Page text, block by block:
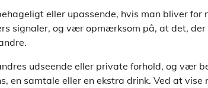
eller upassende, hvis man bliver
signaler, og vær opmærksom på, at det, der
udseende eller private forhold, og vær
en samtale eller en ekstra drink. Ved at vise